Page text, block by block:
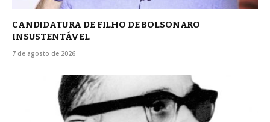
CANDIDATURA DE FILHO DE BOLSONARO
INSUSTENTÁVEL
7 de agosto de 2026